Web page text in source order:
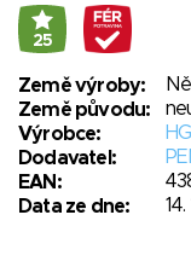
25
Země výroby:
Země původu:
Výrobce:
Dodavatel:
EAN:
Data ze dne: